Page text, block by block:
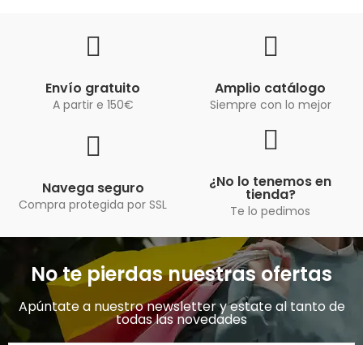
Envío gratuito
A partir e 150€
Amplio catálogo
Siempre con lo mejor
Navega seguro
Compra protegida por SSL
¿No lo tenemos en
tienda?
Te lo pedimos
No te pierdas nuestras ofertas
Apúntate a nuestro newsletter y estate al tanto de
todas las novedades​